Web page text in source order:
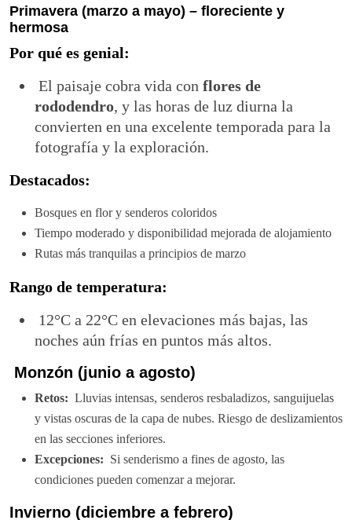
Primavera (marzo a mayo) – floreciente y
hermosa
Por qué es genial:
El paisaje cobra vida con flores de
rododendro, y las horas de luz diurna la
convierten en una excelente temporada para la
fotografía y la exploración.
Destacados:
Bosques en flor y senderos coloridos
Tiempo moderado y disponibilidad mejorada de alojamiento
Rutas más tranquilas a principios de marzo
Rango de temperatura:
12°C a 22°C en elevaciones más bajas, las
noches aún frías en puntos más altos.
Monzón (junio a agosto)
Retos: Lluvias intensas, senderos resbaladizos, sanguijuelas
y vistas oscuras de la capa de nubes. Riesgo de deslizamientos
en las secciones inferiores.
Excepciones: Si senderismo a fines de agosto, las
condiciones pueden comenzar a mejorar.
Invierno (diciembre a febrero)